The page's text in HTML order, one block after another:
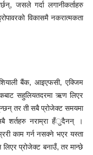
जसले गर्दा लगानीकर्ताहरु
विकासमै नकरात्मकता
बैंक, आइएफसी, एक्जिम
सहुलियतदरमा ऋण लिएर
तर ती सबै प्रोजेक्ट समयमा
शर्तहरु नराम्रा हँुदैनन् ।
काम गर्न नसक्ने भएर यस्ता
प्रोजेक्ट बनाउँ, तर मान्छे